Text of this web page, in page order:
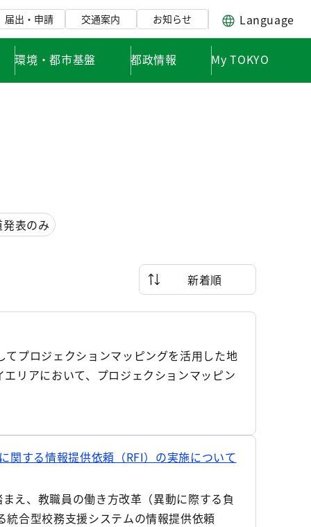
届出・申請 交通案内 お知らせ Language
環境・都市基盤 都政情報 My TOKYO
表のみ
新着順
プロジェクションマッピングを活用した地
リアにおいて、プロジェクションマッピン
関する情報提供依頼（RFI）の実施について
え、教職員の働き方改革（異動に際する負
合型校務支援システムの情報提供依頼